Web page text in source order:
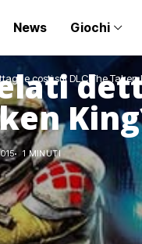
News Giochi
e costi sul DLC The Taken
1 MINUTI